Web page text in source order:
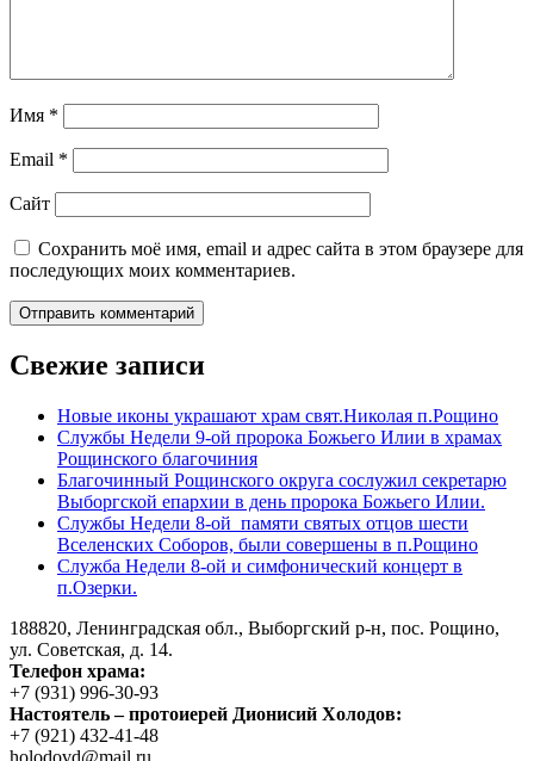
Имя *
Email *
Сайт
Сохранить моё имя, email и адрес сайта в этом браузере для
последующих моих комментариев.
Свежие записи
Новые иконы украшают храм свят.Николая п.Рощино
Службы Недели 9-ой пророка Божьего Илии в храмах
Рощинского благочиния
Благочинный Рощинского округа сослужил секретарю
Выборгской епархии в день пророка Божьего Илии.
Службы Недели 8-ой памяти святых отцов шести
Вселенских Соборов, были совершены в п.Рощино
Служба Недели 8-ой и симфонический концерт в
п.Озерки.
188820, Ленинградская обл., Выборгский р-н, пос. Рощино,
ул. Советская, д. 14.
Телефон храма:
+7 (931) 996-30-93
Настоятель – протоиерей Дионисий Холодов:
+7 (921) 432-41-48
holodovd@mail.ru